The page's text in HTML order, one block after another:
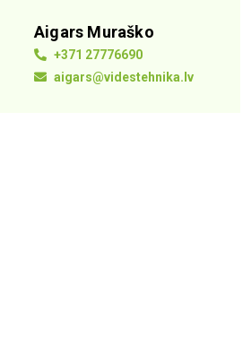
Aigars Muraško
+371 27776690
aigars@videstehnika.lv